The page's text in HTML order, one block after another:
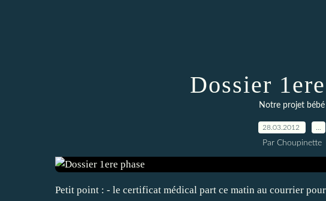
Dossier
Notre projet bébé
28.03.2012
Par Choupinette
Petit point : - le certificat médical part ce matin au courrier